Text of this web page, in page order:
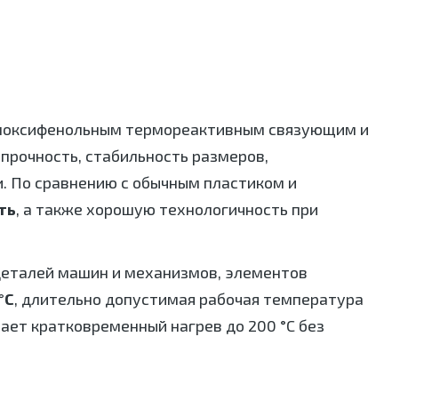
термореактивным связующим и
стабильность размеров,
По сравнению с обычным пластиком и
, а также хорошую технологичность при
машин и механизмов, элементов
, длительно допустимая рабочая температура
кратковременный нагрев до 200 °С без